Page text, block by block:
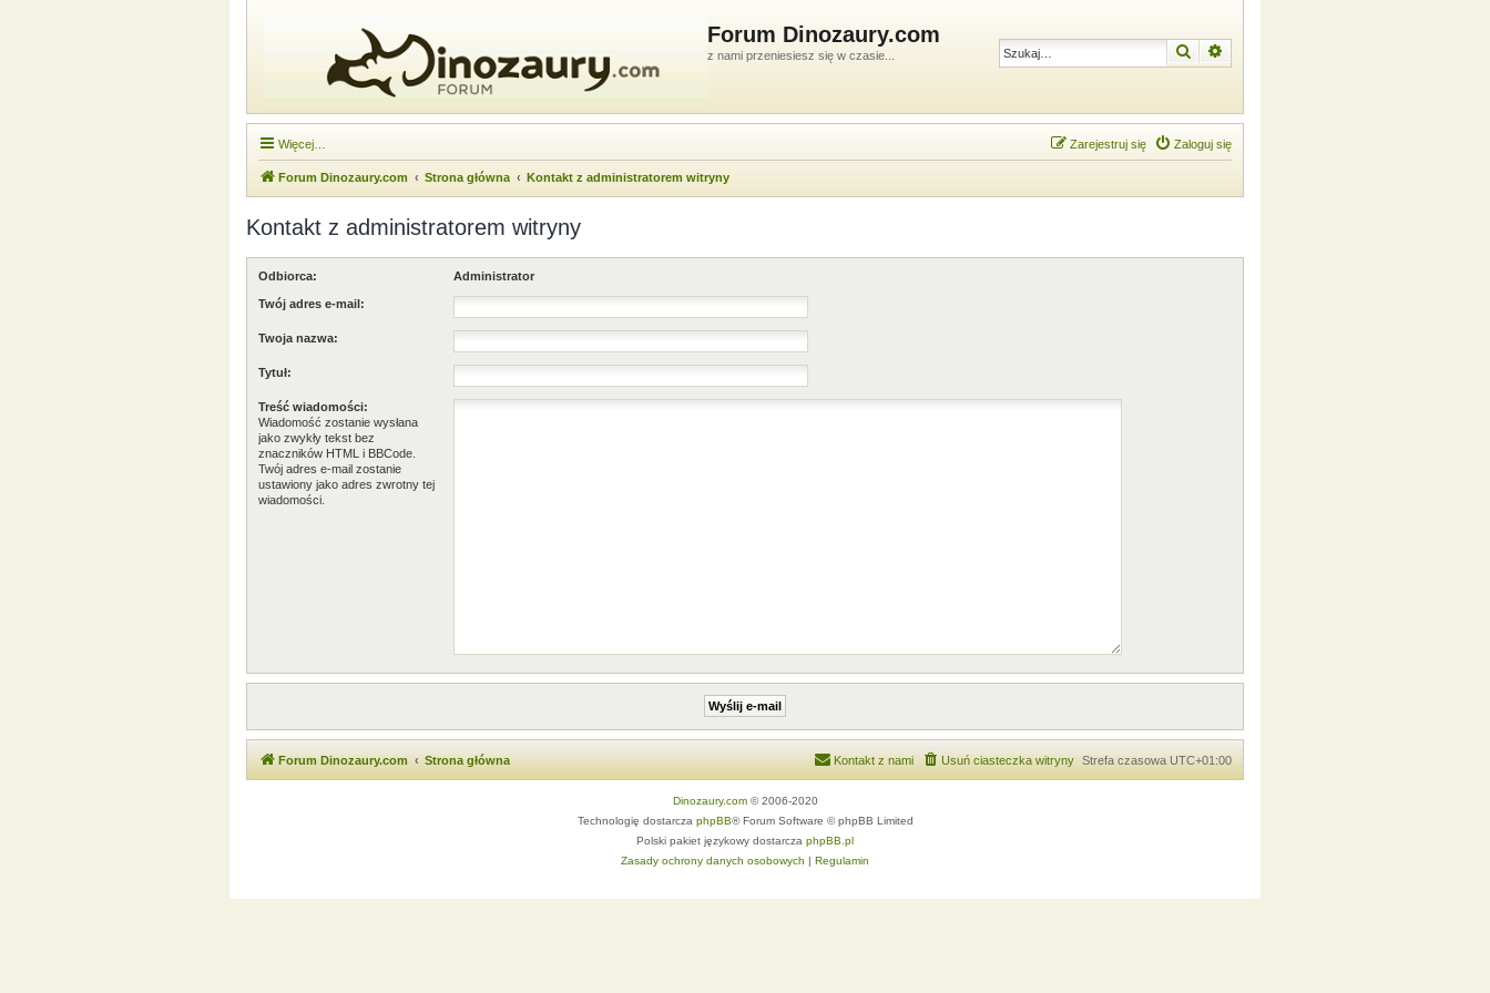
Forum Dinozaury.com
z nami przeniesiesz się w czasie... Szukaj
Więcej… Zaloguj się
Zarejestruj się
Forum Dinozaury.com Strona główna Kontakt z administratorem witryny
Kontakt z administratorem witryny
Odbiorca: Administrator
Twój adres e-mail:
Twoja nazwa:
Tytuł:
Treść wiadomości:
Wiadomość zostanie wysłana
jako zwykły tekst bez
znaczników HTML i BBCode.
Twój adres e-mail zostanie
ustawiony jako adres zwrotny tej
wiadomości.
Forum Dinozaury.com Strona główna Strefa czasowa UTC+01:00
Usuń ciasteczka witryny
Kontakt z nami
Dinozaury.com© 2006-2020
Technologię dostarcza phpBB® Forum Software © phpBB Limited
Polski pakiet językowy dostarcza phpBB.pl
Zasady ochrony danych osobowych | Regulamin